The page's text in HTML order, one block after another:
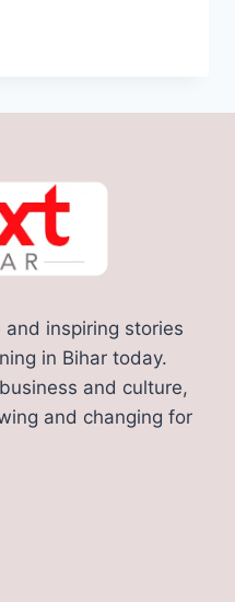
inspiring stories
in Bihar today.
and culture,
and changing for